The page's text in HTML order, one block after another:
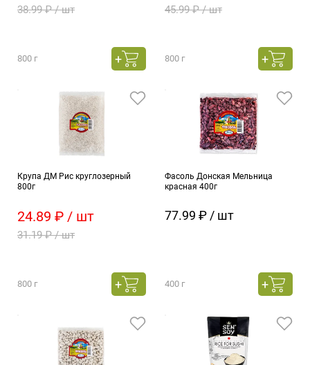
38.99 ₽ / шт
800 г
45.99 ₽ / шт
800 г
Крупа ДМ Рис круглозерный
800г
24.89 ₽ / шт
31.19 ₽ / шт
800 г
Фасоль Донская Мельница
красная 400г
77.99 ₽ / шт
400 г